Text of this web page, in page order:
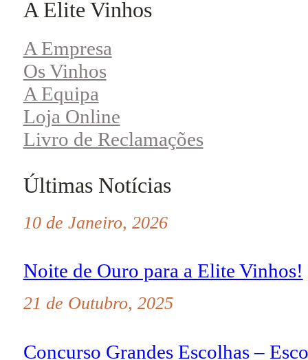
A Elite Vinhos
A Empresa
Os Vinhos
A Equipa
Loja Online
Livro de Reclamações
Últimas Notícias
10 de Janeiro, 2026
Noite de Ouro para a Elite Vinhos!
21 de Outubro, 2025
Concurso Grandes Escolhas –